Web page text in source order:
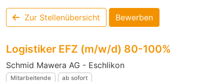
Zur Stellenübersicht Bewerben
Logistiker EFZ (m/w/d) 80-100%
Schmid Mawera AG - Eschlikon
Mitarbeitende ab sofort